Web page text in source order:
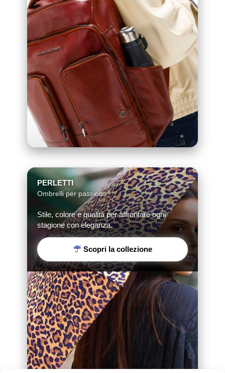
PERLETTI
Ombrelli per passione
Stile, colore e qualità per affrontare ogni
stagione con eleganza.
Scopri la collezione